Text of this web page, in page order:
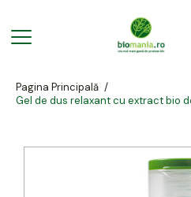
Pagina Principală /
Gel de dus relaxant cu extract bio